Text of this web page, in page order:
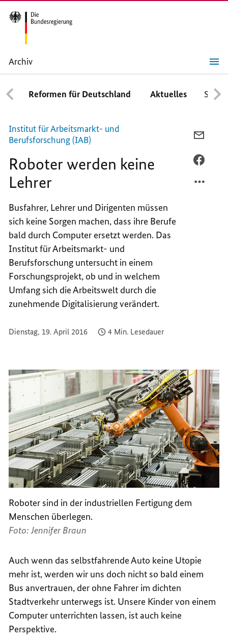
Archiv
Roboter
werden
keine
LehrerReformen für Deutschland Aktuelles
Institut für Arbeitsmarkt- und
Berufsforschung (IAB)
Roboter werden keine
Lehrer
Busfahrer, Lehrer und Dirigenten müssen
sich keine Sorgen machen, dass ihre Berufe
bald durch Computer ersetzt werden. Das
Institut für Arbeitsmarkt- und
Berufsforschung untersucht in einem
Forschungsprojekt, ob und in welchem
Umfang sich die Arbeitswelt durch die
zunehmende Digitalisierung verändert.
Dienstag, 19. April 2016 4 Min. Lesedauer
Roboter sind in der industriellen Fertigung dem
Menschen überlegen.
Foto: Jennifer Braun
Auch wenn das selbstfahrende Auto keine Utopie
mehr ist, werden wir uns doch nicht so bald einem
Bus anvertrauen, der ohne Fahrer im dichten
Stadtverkehr unterwegs ist. Unsere Kinder von einem
Computer unterrichten lassen, ist auch keine
Perspektive.